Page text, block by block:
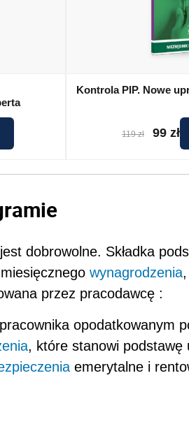
Kontrola PIP. Nowe
119 zł 99 zł
dobrowolne. Składka
wynagrodzenia
przez pracodawcę :
opodatkowanym
, które stanowi podstawę
emerytalne i